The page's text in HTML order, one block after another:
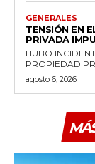
GENERALES
TENSIÓN EN
PRIVADA
HUBO
agosto 6, 2026